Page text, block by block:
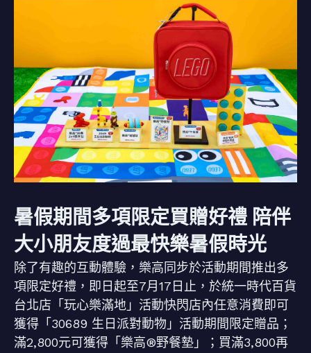
暑假期間多項限定買贈好禮 陪伴
大小朋友度過最快樂暑假時光
除了有趣的互動體驗，樂高同步於活動期間推出多
項限定好禮，即日起至7月17日止，於統一時代百貨
台北店「玩心樂滿地」活動快閃店內任意消費即可
獲得「30689 生日派對動物」活動期間限定贈品；
滿2,800元可獲得「樂高®野餐墊」；買滿3,800再